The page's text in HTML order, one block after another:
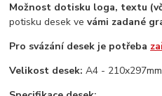
Možnost dotisku loga, textu
potisku desek vevámi zadané
Pro svázání desek je potřeba
Velikost desek: A4 - 210x297mm